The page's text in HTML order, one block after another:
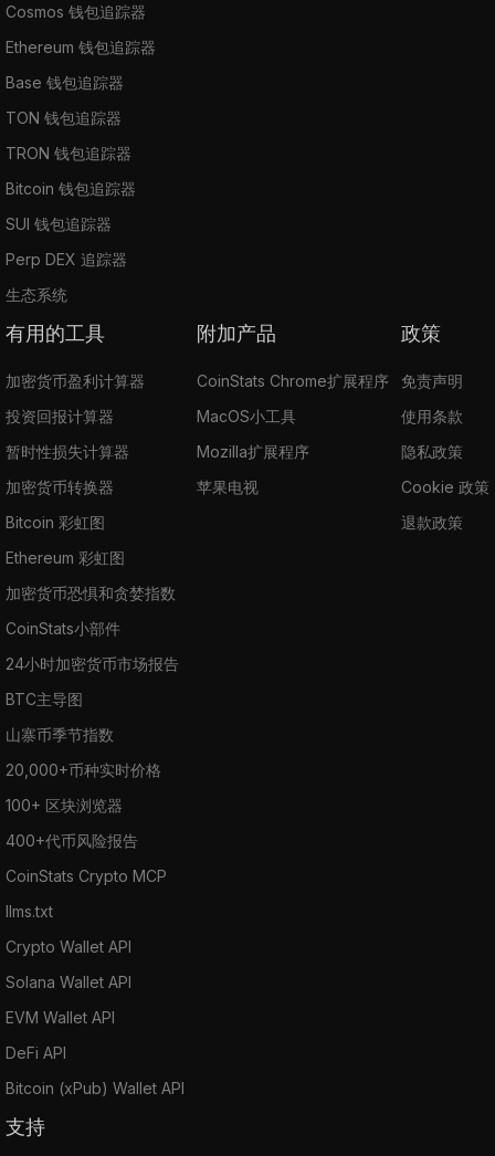
Cosmos 钱包追踪器
Ethereum 钱包追踪器
Base 钱包追踪器
TON 钱包追踪器
TRON 钱包追踪器
Bitcoin 钱包追踪器
SUI 钱包追踪器
Perp DEX 追踪器
生态系统
有用的工具
加密货币盈利计算器
投资回报计算器
暂时性损失计算器
加密货币转换器
Bitcoin 彩虹图
Ethereum 彩虹图
加密货币恐惧和贪婪指数
CoinStats小部件
24小时加密货币市场报告
BTC主导图
山寨币季节指数
20,000+币种实时价格
100+ 区块浏览器
400+代币风险报告
CoinStats Crypto MCP
llms.txt
Crypto Wallet API
Solana Wallet API
EVM Wallet API
DeFi API
Bitcoin (xPub) Wallet API
附加产品
CoinStats Chrome扩展程序
MacOS小工具
Mozilla扩展程序
苹果电视
政策
免责声明
使用条款
隐私政策
Cookie 政策
退款政策
支持